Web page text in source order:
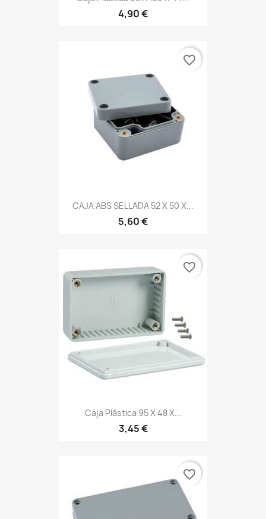
4,90 €
CAJA ABS SELLADA 52 X 50 X...
5,60 €
favorite_border
Caja Plástica 95 X 48 X...
3,45 €
favorite_border
favorite_border